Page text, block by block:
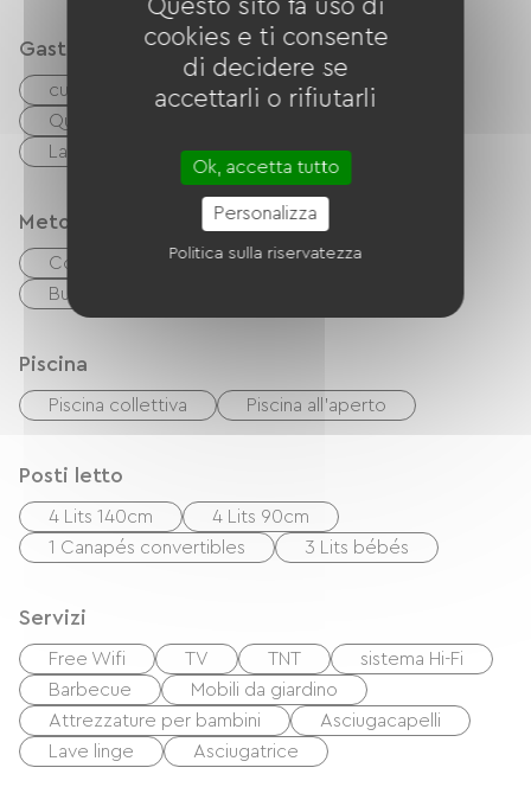
Gastronomia
cucinino cuisinière
Microonde
Quattro
Lave-vaisselle
congélateur
Metodi di pagamento
Controlli
contanti
Buoni vacanza (ANCV)
Piscina
Piscina collettiva Piscina all'aperto
Posti letto
4 Lits 140cm
4 Lits 90cm
1 Canapés convertibles
3 Lits bébés
Servizi
Free Wifi TV TNT
sistema Hi-Fi
Barbecue
Mobili da giardino
Attrezzature per bambini
Asciugacapelli
Lave linge
Asciugatrice
Questo sito fa uso di
cookies e ti consente
di decidere se
accettarli o rifiutarli
Ok, accetta tutto
Personalizza
Politica sulla riservatezza